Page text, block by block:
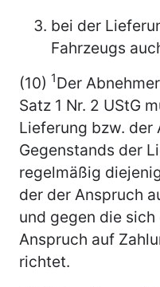
bei der
Fahrzeugs
(10) 1Der
Satz 1 Nr. 2 UStG
Lieferung bzw. der
Gegenstands der
regelmäßig
der der Anspruch
und gegen die
Anspruch auf
richtet.